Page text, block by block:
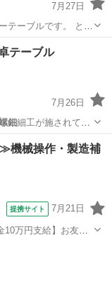
7月27日
テーブルです。 と
鈿
テーブル
7月26日
鈿細工が施されてい
…
機械操作・製造補
提携サイト 7月21日
10万円支給】お友達